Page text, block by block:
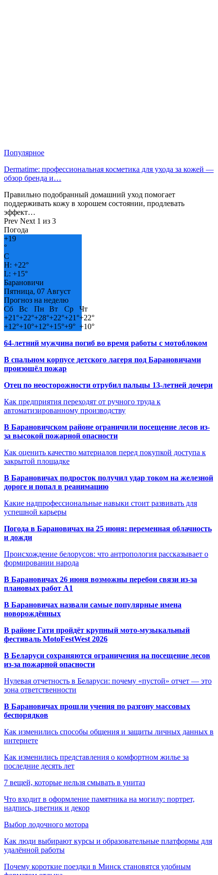
Популярное
Dermatime: профессиональная косметика для ухода за кожей —
обзор бренда и…
Правильно подобранный домашний уход помогает
поддерживать кожу в хорошем состоянии, продлевать
эффект…
Prev Next 1 из 3
Погода
+19
°
C
H: +22°
L: +15°
Барановичи
Пятница, 07 Август
Прогноз на неделю
Сб
Вс Пн Вт Ср
Чт
+21°+22°+28°+22°+21°+22°
+12°+10°+12°+15°+9° +10°
64-летний мужчина погиб во время работы с мотоблоком
В спальном корпусе детского лагеря под Барановичами
произошёл пожар
Отец по неосторожности отрубил пальцы 13-летней дочери
Как предприятия переходят от ручного труда к
автоматизированному производству
В Барановичском районе ограничили посещение лесов из-
за высокой пожарной опасности
Как оценить качество материалов перед покупкой доступа к
закрытой площадке
В Барановичах подросток получил удар током на железной
дороге и попал в реанимацию
Какие надпрофессиональные навыки стоит развивать для
успешной карьеры
Погода в Барановичах на 25 июня: переменная облачность
и дожди
Происхождение белорусов: что антропология рассказывает о
формировании народа
В Барановичах 26 июня возможны перебои связи из-за
плановых работ A1
В Барановичах назвали самые популярные имена
новорождённых
В районе Гати пройдёт крупный мото-музыкальный
фестиваль MotoFestWest 2026
В Беларуси сохраняются ограничения на посещение лесов
из-за пожарной опасности
Нулевая отчетность в Беларуси: почему «пустой» отчет — это
зона ответственности
В Барановичах прошли учения по разгону массовых
беспорядков
Как изменились способы общения и защиты личных данных в
интернете
Как изменились представления о комфортном жилье за
последние десять лет
7 вещей, которые нельзя смывать в унитаз
Что входит в оформление памятника на могилу: портрет,
надпись, цветник и декор
Выбор лодочного мотора
Как люди выбирают курсы и образовательные платформы для
удалённой работы
Почему короткие поездки в Минск становятся удобным